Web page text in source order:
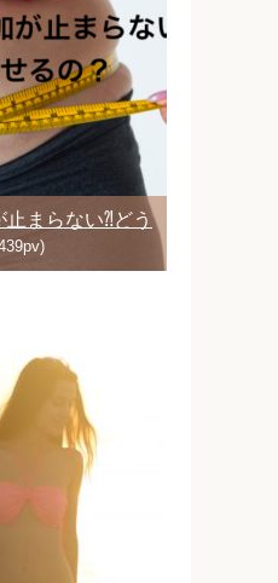
まらない⁈どう